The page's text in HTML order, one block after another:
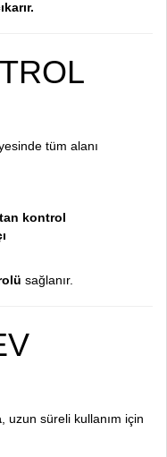
tüm alanı
kontrol
sağlanır.
, uzun süreli kullanım için